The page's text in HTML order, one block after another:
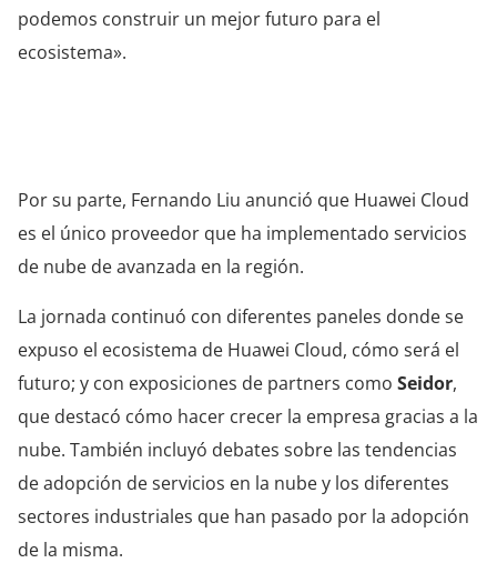
podemos construir un mejor futuro para el
ecosistema».
Por su parte, Fernando Liu anunció que Huawei Cloud
es el único proveedor que ha implementado servicios
de nube de avanzada en la región.
La jornada continuó con diferentes paneles donde se
expuso el ecosistema de Huawei Cloud, cómo será el
futuro; y con exposiciones de partners como Seidor,
que destacó cómo hacer crecer la empresa gracias a la
nube. También incluyó debates sobre las tendencias
de adopción de servicios en la nube y los diferentes
sectores industriales que han pasado por la adopción
de la misma.